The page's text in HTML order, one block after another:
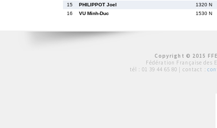
15
PHILIPPOT Joel 1320 N
16
VU Minh-Duc 1530 N
Copyright © 2015
Fédération Française des
tél : 01 39 44 65 80 | contact :